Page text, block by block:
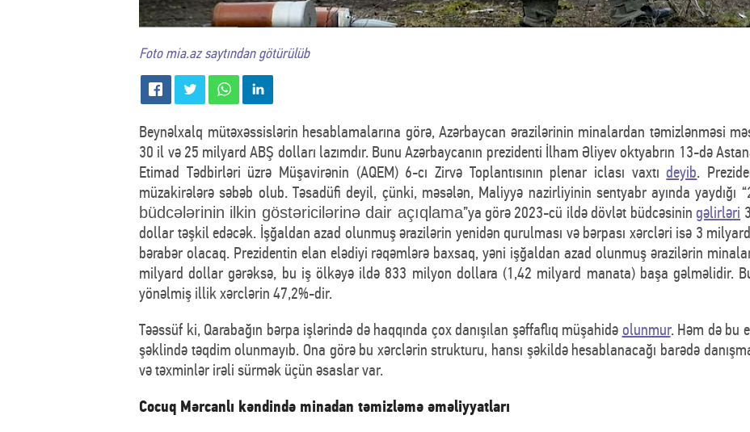
Foto mia.az saytından götürülüb
Beynəlxalq mütəxəssislərin hesablamalarına görə, Azərbaycan ərazilərinin minalardan təmizlənməsi
30 il və 25 milyard ABŞ dolları lazımdır. Bunu Azərbaycanın prezidenti İlham Əliyev oktyabrın 13-də
Etimad Tədbirləri üzrə Müşavirənin (AQEM) 6-cı Zirvə Toplantısının plenar iclası vaxtıdeyib.
müzakirələrə səbəb olub. Təsadüfi deyil, çünki, məsələn, Maliyyə nazirliyinin sentyabr ayında yaydığı “
büdcələrinin ilkin göstəricilərinə dair açıqlama”ya görə 2023-cü ildə dövlət büdcəsiningəlirləri
dollar təşkil edəcək. İşğaldan azad olunmuş ərazilərin yenidən qurulması və bərpası xərcləri isə 3
bərabər olacaq. Prezidentin elan elədiyi rəqəmlərə baxsaq, yəni işğaldan azad olunmuş ərazilərin
milyard dollar gərəksə, bu iş ölkəyə ildə 833 milyon dollara (1,42 milyard manata) başa gəlməlidir.
yönəlmiş illik xərclərin 47,2%-dir.
Təəssüf ki, Qarabağın bərpa işlərində də haqqında çox danışılan şəffaflıq müşahidə olunmur. Həm də bu
şəklində təqdim olunmayıb. Ona görə bu xərclərin strukturu, hansı şəkildə hesablanacağı barədə
və təxminlər irəli sürmək üçün əsaslar var.
Cocuq Mərcanlı kəndində minadan təmizləmə əməliyyatları